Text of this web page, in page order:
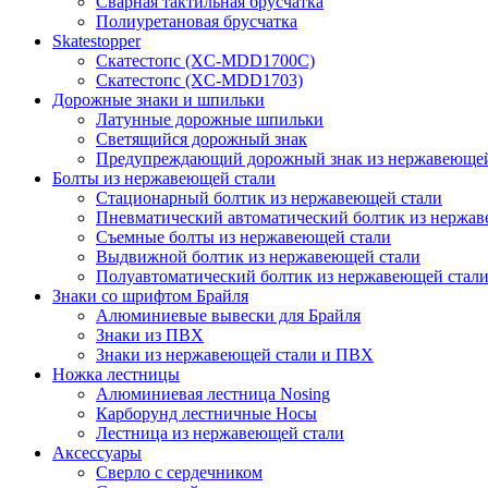
Полиуретановая брусчатка
Skatestopper
Скатестопс (XC-MDD1700C)
Скатестопс (XC-MDD1703)
Дорожные знаки и шпильки
Латунные дорожные шпильки
Светящийся дорожный знак
Предупреждающий дорожный знак из
Болты из нержавеющей стали
Стационарный болтик из нержавеющей стали
Пневматический автоматический болтик из
Съемные болты из нержавеющей стали
Выдвижной болтик из нержавеющей стали
Полуавтоматический болтик из нержавеющей стали
Знаки со шрифтом Брайля
Алюминиевые вывески для Брайля
Знаки из ПВХ
Знаки из нержавеющей стали и ПВХ
Ножка лестницы
Алюминиевая лестница Nosing
Карборунд лестничные Носы
Лестница из нержавеющей стали
Аксессуары
Сверло с сердечником